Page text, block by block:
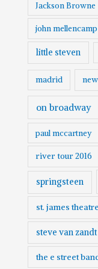
Jackson Browne
john mellencamp
little steven
madrid
on broadway
paul mccartney
river tour 2016
springsteen
st. james theatre
steve van zandt
the e street